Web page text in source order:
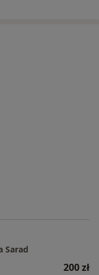
Sarad
200 zł